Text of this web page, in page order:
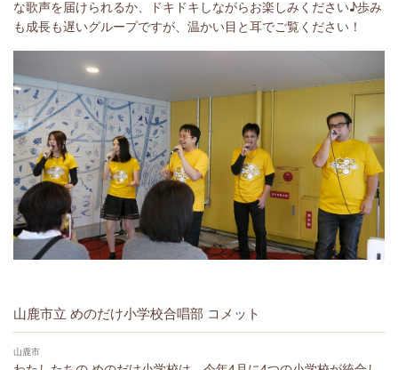
な歌声を届けられるか、ドキドキしながらお楽しみください♪歩み
も成長も遅いグループですが、温かい目と耳でご覧ください！
山鹿市立 めのだけ小学校合唱部 コメット
山鹿市